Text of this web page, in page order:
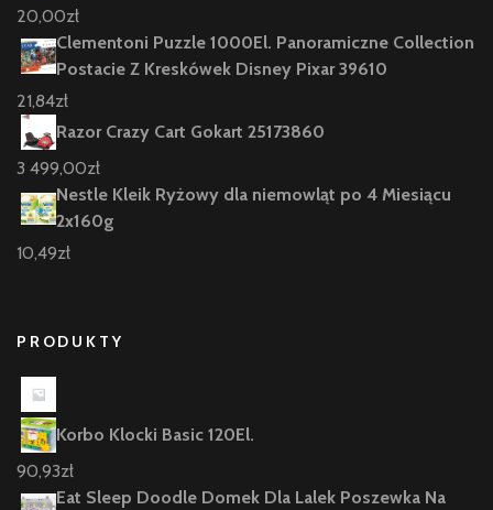
20,00zł
Clementoni Puzzle 1000El. Panoramiczne Collection
Postacie Z Kreskówek Disney Pixar 39610
21,84zł
Razor Crazy Cart Gokart 25173860
3 499,00zł
Nestle Kleik Ryżowy dla niemowląt po 4 Miesiącu
2x160g
10,49zł
PRODUKTY
Korbo Klocki Basic 120El.
90,93zł
Eat Sleep Doodle Domek Dla Lalek Poszewka Na